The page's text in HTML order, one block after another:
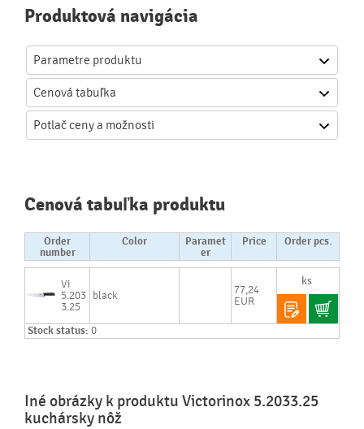
Produktová navigácia
Parametre produktu
Cenová tabuľka
Potlačceny a možnosti
Cenová tabuľka produktu
Order
number
Color
Paramet
er
Price Order pcs.
Vi
5.203
3.25
black
77,24
EUR
Stock status: 0
Iné obrázky k produktu Victorinox 5.2033.25
kuchársky nôž